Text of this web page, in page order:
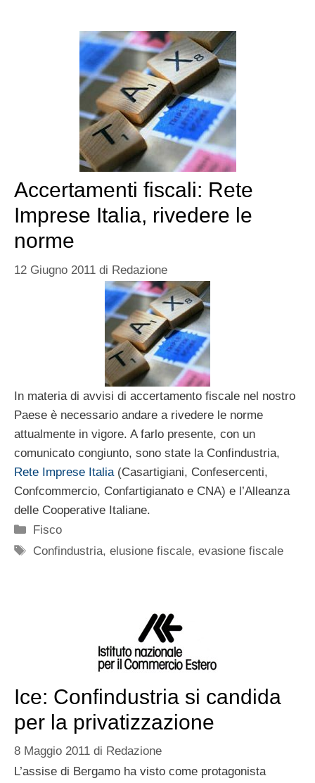
Accertamenti fiscali: Rete
Imprese Italia, rivedere le
norme
12 Giugno 2011 di Redazione
In materia di avvisi di accertamento fiscale nel nostro
Paese è necessario andare a rivedere le norme
attualmente in vigore. A farlo presente, con un
comunicato congiunto, sono state la Confindustria,
Rete Imprese Italia(Casartigiani, Confesercenti,
Confcommercio, Confartigianato e CNA) e l’Alleanza
delle Cooperative Italiane.
Categorie
Fisco
Tag
Confindustria,elusione fiscale,evasione fiscale
Ice: Confindustria si candida
per la privatizzazione
8 Maggio 2011 di Redazione
L’assise di Bergamo ha visto come protagonista